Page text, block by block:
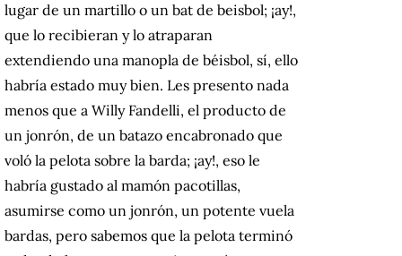
lugar de un martillo o un bat de beisbol; ¡ay!,
que lo recibieran y lo atraparan
extendiendo una manopla de béisbol, sí, ello
habría estado muy bien. Les presento nada
menos que a Willy Fandelli, el producto de
un jonrón, de un batazo encabronado que
voló la pelota sobre la barda; ¡ay!, eso le
habría gustado al mamón pacotillas,
asumirse como un jonrón, un potente vuela
bardas, pero sabemos que la pelota terminó